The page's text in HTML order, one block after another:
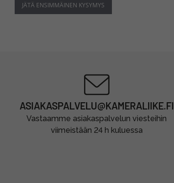
JÄTÄ ENSIMMÄINEN KYSYMYS
ASIAKASPALVELU@KAMERALIIKE.FI
Vastaamme asiakaspalvelun viesteihin
viimeistään 24 h kuluessa